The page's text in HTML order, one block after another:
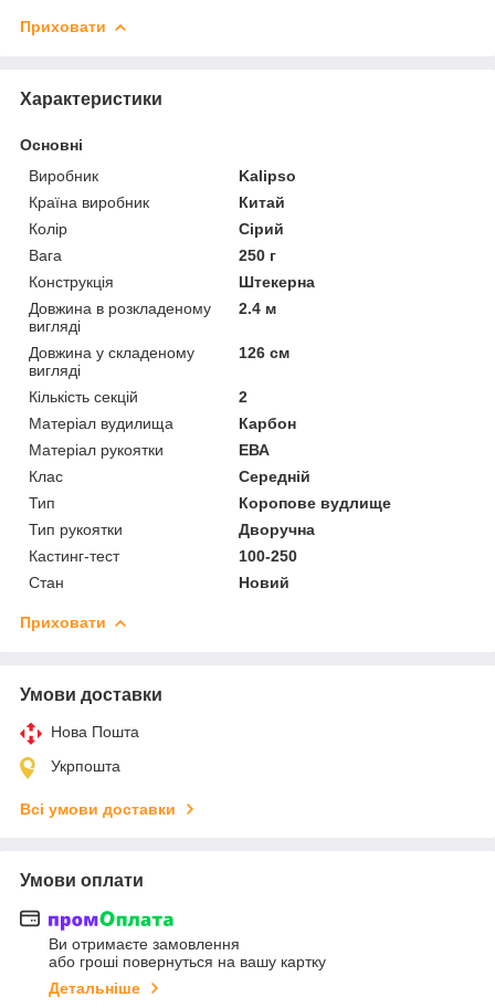
Приховати
Характеристики
Основні
Виробник
Kalipso
Країна виробник
Китай
Колір
Сірий
Вага
250 г
Конструкція
Штекерна
Довжина в розкладеному
вигляді
2.4 м
Довжина у складеному
вигляді
126 см
Кількість секцій
2
Матеріал вудилища
Карбон
Матеріал рукоятки
ЕВА
Клас
Середній
Тип
Коропове вудлище
Тип рукоятки
Дворучна
Кастинг-тест
100-250
Стан
Новий
Приховати
Умови доставки
Нова Пошта
Укрпошта
Всі умови доставки
Умови оплати
Ви отримаєте замовлення
або гроші повернуться на вашу картку
Детальніше